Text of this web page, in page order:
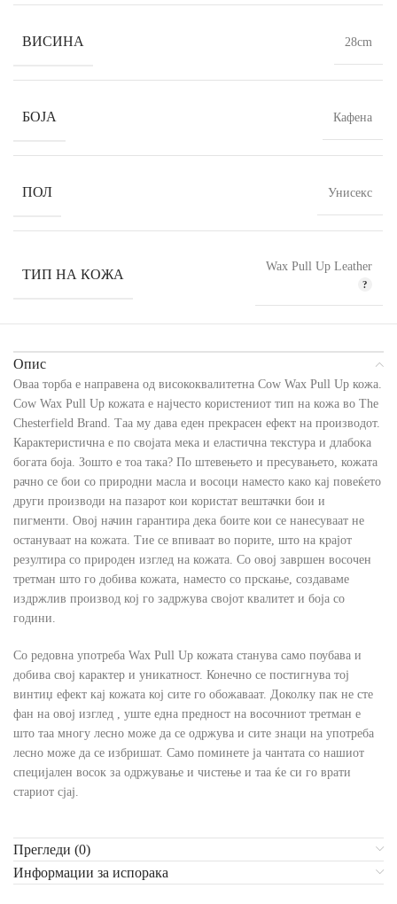
ВИСИНА 28cm
БОЈА Кафена
ПОЛ Унисекс
ТИП НА КОЖА Wax Pull Up Leather
Опис
Оваа торба е направена од висококвалитетна Cow Wax Pull Up кожа.
Cow Wax Pull Up кожата е најчесто користениот тип на кожа во The
Chesterfield Brand. Таа му дава еден прекрасен ефект на производот.
Карактеристична е по својата мека и еластична текстура и длабока
богата боја. Зошто е тоа така? По штевењето и пресувањето, кожата
рачно се бои со природни масла и восоци наместо како кај повеќето
други производи на пазарот кои користат вештачки бои и
пигменти. Овој начин гарантира дека боите кои се нанесуваат не
остануваат на кожата. Тие се впиваат во порите, што на крајот
резултира со природен изглед на кожата. Со овој завршен восочен
третман што го добива кожата, наместо со прскање, создаваме
издржлив производ кој го задржува својот квалитет и боја со
години.
Со редовна употреба Wax Pull Up кожата станува само поубава и
добива свој карактер и уникатност. Конечно се постигнува тој
винтиџ ефект кај кожата кој сите го обожаваат. Доколку пак не сте
фан на овој изглед , уште една предност на восочниот третман е
што таа многу лесно може да се одржува и сите знаци на употреба
лесно може да се избришат. Само поминете ја чантата со нашиот
специјален восок за одржување и чистење и таа ќе си го врати
стариот сјај.
Прегледи (0)
Информации за испорака